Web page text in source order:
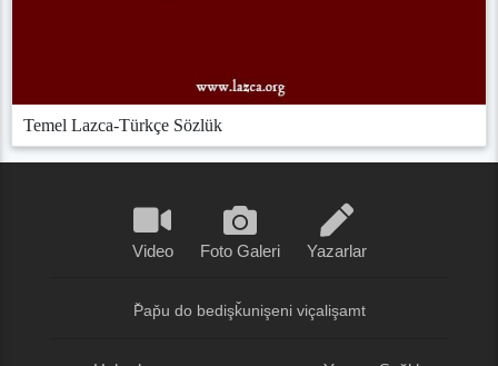
Temel Lazca-Türkçe Sözlük
Video Foto Galeri Yazarlar
P̌ap̌u do bedişǩunişeni viçalişamt